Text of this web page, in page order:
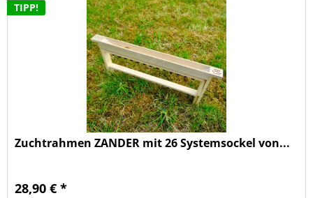
TIPP!
Zuchtrahmen ZANDER mit 26 Systemsockel von...
28,90 € *